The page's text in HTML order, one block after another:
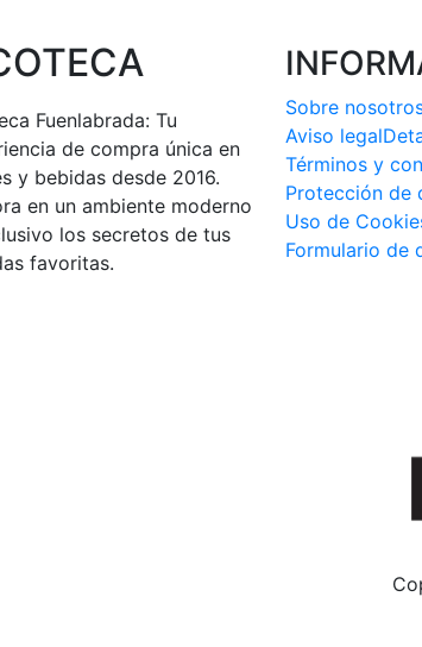
Fuenlabrada: Tu
de compra única en
y bebidas desde 2016.
en un ambiente moderno
los secretos de tus
favoritas.
Sobre
Aviso legal
Términos y
Protección de
Uso de
Formulario de